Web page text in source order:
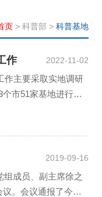
页> 科普部 > 科普基地
2022-11-02
作
作主要采取实地调研
市51家基地进行了
关...
2019-09-16
组成员、副主席徐之
。会议通报了今年